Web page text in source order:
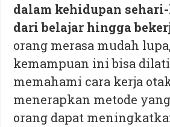
dalam kehidupan
dari belajar hingga
orang merasa mudah
kemampuan ini bisa
memahami cara kerja
menerapkan metode
orang dapat